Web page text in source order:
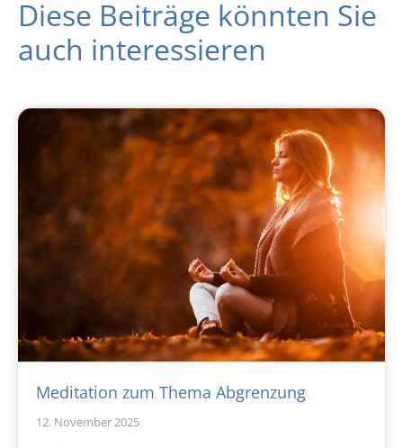
Diese Beiträge könnten Sie
auch interessieren
Meditation zum Thema Abgrenzung
12. November 2025